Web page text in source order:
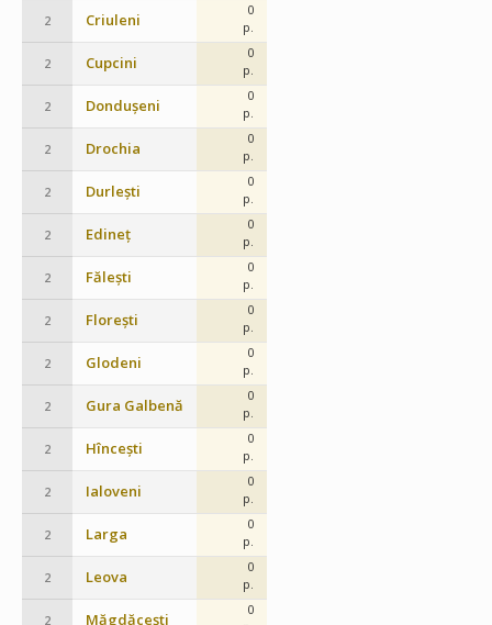
2 Criuleni
0
p.
2 Cupcini
0
p.
2 Dondușeni
0
p.
2 Drochia
0
p.
2 Durlești
0
p.
2 Edineț
0
p.
2 Fălești
0
p.
2 Florești
0
p.
2 Glodeni
0
p.
2 Gura Galbenă
0
p.
2 Hîncești
0
p.
2 Ialoveni
0
p.
2 Larga
0
p.
2 Leova
0
p.
2 Măgdăcești
0